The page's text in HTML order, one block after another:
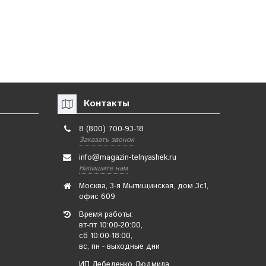
1275 руб.
✔ В наличии
Подробнее
Футболка-тельняшка
прямая (черная
1020 руб.
Майка-тельняшка ВМФ
(черная полоса) ТМ
Контакты
8 (800) 700-93-18
Заказать звонок
info@magazin-telnyashek.ru
Напишите нам
Москва, 3-я Мытищинская, дом 3с1,
офис 609
Время работы:
вт-пт 10:00-20:00,
сб 10:00-18:00,
вс, пн - выходные дни